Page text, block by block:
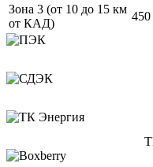
Зона 3 (от 10 до 15 км
от КАД)
450